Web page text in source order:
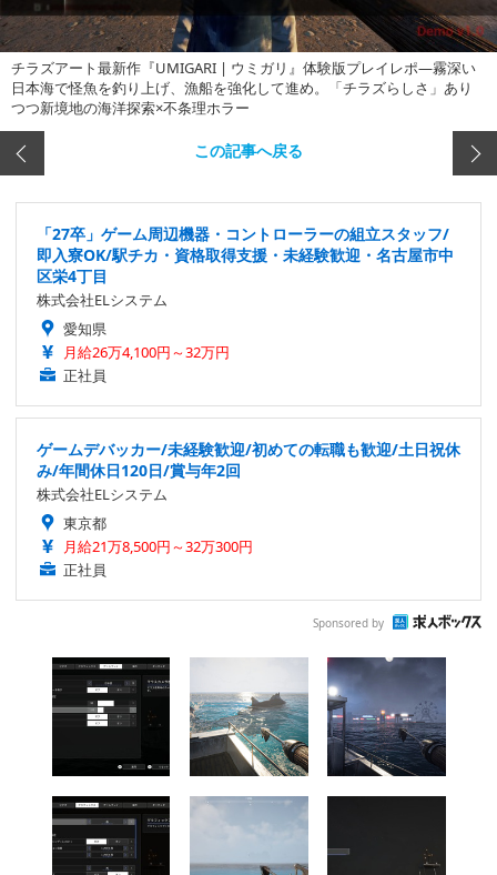
チラズアート最新作『UMIGARI | ウミガリ』体験版プレイレポ―霧深い
日本海で怪魚を釣り上げ、漁船を強化して進め。「チラズらしさ」あり
つつ新境地の海洋探索×不条理ホラー
この記事へ戻る
「27卒」ゲーム周辺機器・コントローラーの組立スタッフ/
即入寮OK/駅チカ・資格取得支援・未経験歓迎・名古屋市中
区栄4丁目
株式会社ELシステム
愛知県
月給26万4,100円～32万円
正社員
ゲームデバッカー/未経験歓迎/初めての転職も歓迎/土日祝休
み/年間休日120日/賞与年2回
株式会社ELシステム
東京都
月給21万8,500円～32万300円
正社員
Sponsored by